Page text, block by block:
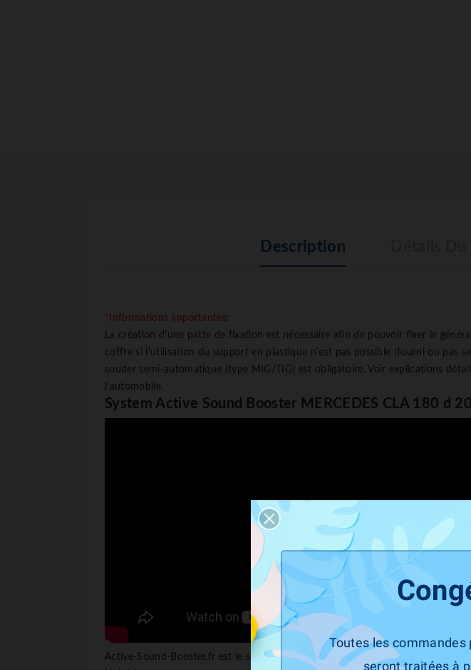
Description
*Informations importantes:
La création d'une patte de fixation est nécessaire afin de pouvoir fixer le
coffre si l'utilisation du support en plastique n'est pas possible (fourni ou pas
souder semi-automatique (type MIG/TIG) est obligatoire. Voir explications
l'automobile.
System Active Sound Booster MERCEDES CLA 180 d
Active-Sound-Booster.fr est le spécialiste français dessystèmes Active Sound
Toutes les commandes
seront traitées à